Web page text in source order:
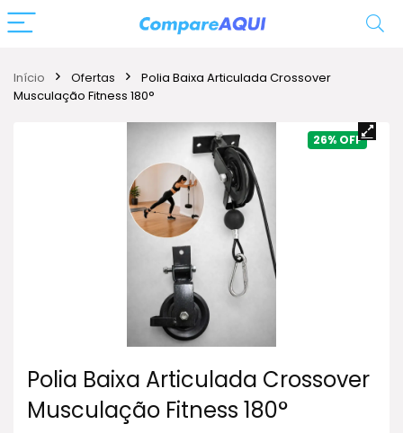
Início Ofertas
Polia Baixa Articulada Crossover
Musculação Fitness 180°
26%
Polia Baixa Articulada Crossover
Musculação Fitness 180°